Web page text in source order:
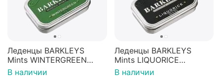
Леденцы BARKLEYS
Mints WINTERGREEN
Зимняя Свежесть 50г
В наличии
Леденцы BARKLEYS
Mints LIQUORICE
Лакрица 50г
В наличии